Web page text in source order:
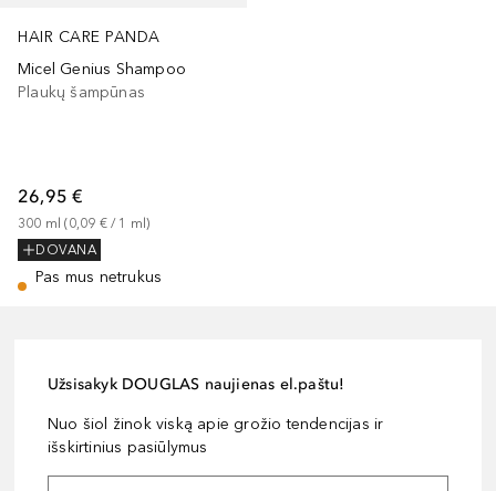
HAIR CARE PANDA
Micel Genius Shampoo
Plaukų šampūnas
26,95 €
300 ml (0,09 € / 1 ml)
DOVANA
Pas mus netrukus
Užsisakyk DOUGLAS naujienas el.paštu!
Nuo šiol žinok viską apie grožio tendencijas ir
išskirtinius pasiūlymus